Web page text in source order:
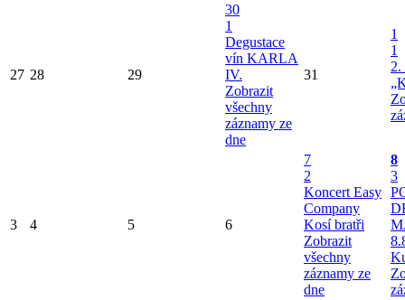
27 28 29
30
1
Degustace
vín KARLA
IV.
Zobrazit
všechny
záznamy ze
dne
31
1
1
2.
3 4 5 6
7
2
Koncert Easy
Company
Kosí bratři
Zobrazit
všechny
záznamy ze
dne
8
3